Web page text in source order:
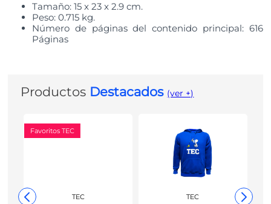
Tamaño: 15 x 23 x 2.9 cm.
Peso: 0.715 kg.
Número de páginas del contenido principal: 616
Páginas
Productos Destacados (ver +)
Favoritos TEC
TEC TEC